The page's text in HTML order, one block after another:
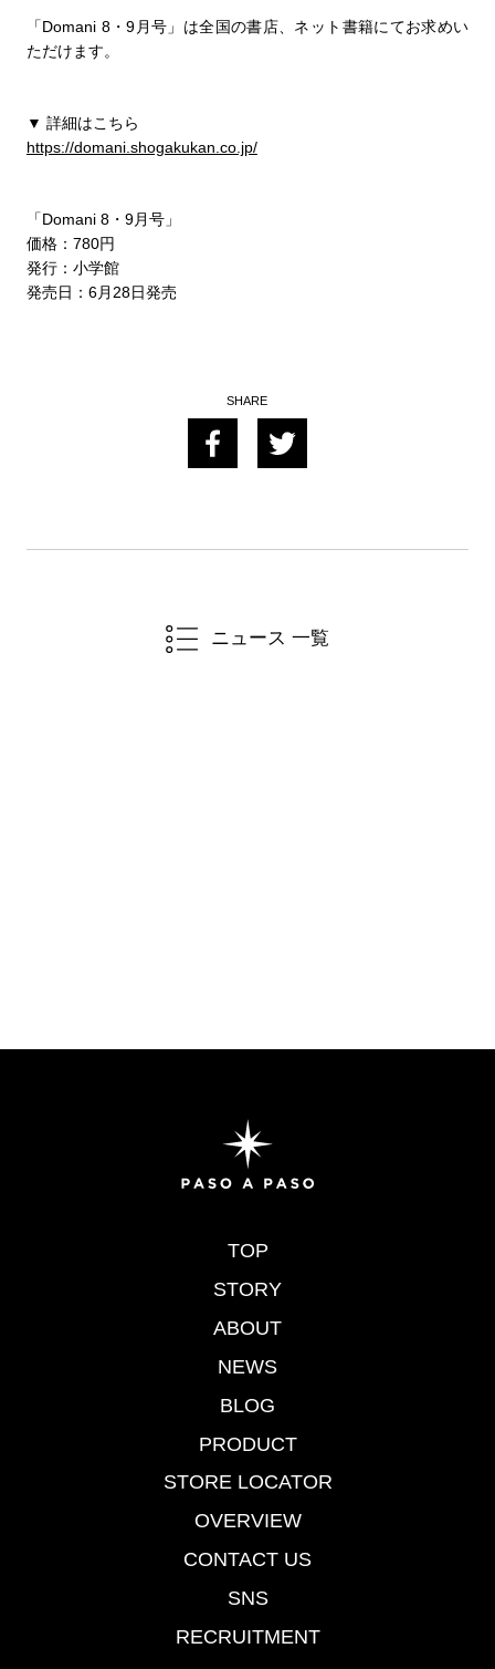
「Domani 8・9月号」は全国の書店、ネット書籍にてお求めい
ただけます。
▼ 詳細はこちら
https://domani.shogakukan.co.jp/
「Domani 8・9月号」
価格：780円
発行：小学館
発売日：6月28日発売
ニュース 一覧
TOP
STORY
ABOUT
NEWS
BLOG
PRODUCT
STORE LOCATOR
OVERVIEW
CONTACT US
SNS
RECRUITMENT